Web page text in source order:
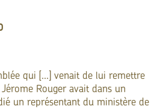
qui [...] venait de lui remettre
Rouger avait dans un
un représentant du ministère de